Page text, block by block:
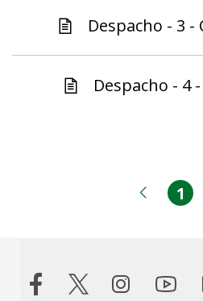
Despacho - 3 -
Despacho - 4
1